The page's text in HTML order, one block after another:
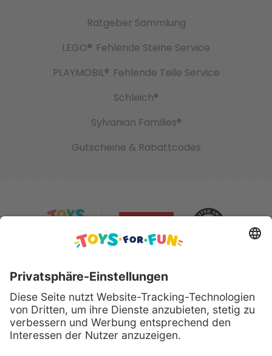
Ratgeber Sammlung
LEGO® Fehlende Steine Service
PLAYMOBIL® Fehlende Teile Service
Schleich®
Sylvanian Families®
Gutscheine & Rabattcodes
Sicher bezahlen mit: